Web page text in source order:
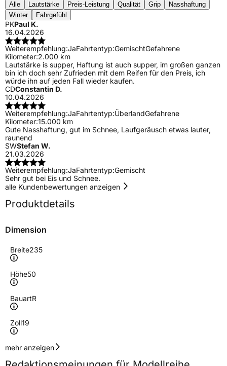
Alle Lautstärke Preis-Leistung Qualität Grip
Nasshaftung
Winter
Fahrgefühl
PKPaul K.
16.04.2026
Weiterempfehlung:JaFahrtentyp:GemischtGefahrene
Kilometer:2.000 km
Lautstärke is supper, Haftung ist auch supper, im großen ganzen
bin ich doch sehr Zufrieden mit dem Reifen für den Preis, ich
würde ihn auf jeden Fall wieder kaufen.
CDConstantin D.
10.04.2026
Weiterempfehlung:JaFahrtentyp:ÜberlandGefahrene
Kilometer:15.000 km
Gute Nasshaftung, gut im Schnee, Laufgeräusch etwas lauter,
raunend
SWStefan W.
21.03.2026
Weiterempfehlung:JaFahrtentyp:Gemischt
Sehr gut bei Eis und Schnee.
alle Kundenbewertungen anzeigen
Produktdetails
Dimension
Breite235
Höhe50
BauartR
Zoll19
Geschwindigkeitsindex
mehr anzeigen